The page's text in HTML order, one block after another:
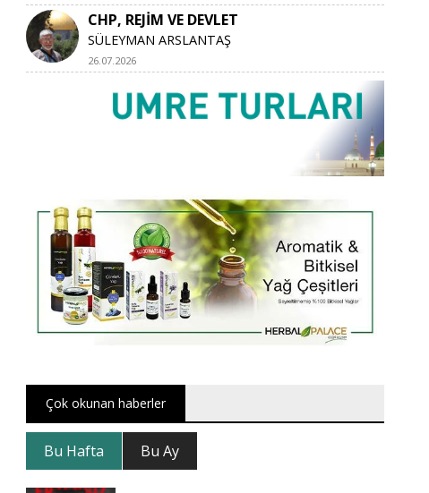
CHP, REJİM VE DEVLET
SÜLEYMAN ARSLANTAŞ
26.07.2026
Çok okunan haberler
Bu Hafta Bu Ay